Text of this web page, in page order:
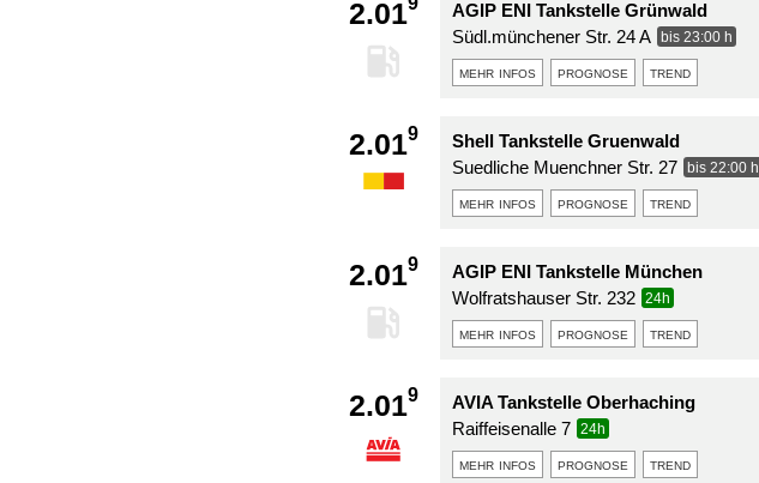
2.01
AGIP ENI Tankstelle Grünwald
Südl.münchener Str. 24 A
bis 23:00 h
mehr infos prognose trend
2.019
Shell Tankstelle Gruenwald
Suedliche Muenchner Str. 27
bis 22:00 h
mehr infos prognose trend
2.019
AGIP ENI Tankstelle München
Wolfratshauser Str. 232
24h
mehr infos prognose trend
2.019
AVIA Tankstelle Oberhaching
Raiffeisenalle 7
24h
mehr infos prognose trend